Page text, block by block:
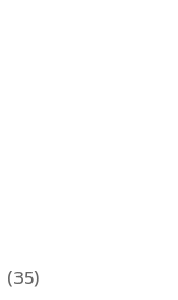
(35)